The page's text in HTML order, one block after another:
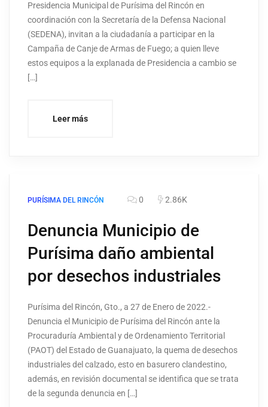
Presidencia Municipal de Purísima del Rincón en
coordinación con la Secretaría de la Defensa Nacional
(SEDENA), invitan a la ciudadanía a participar en la
Campaña de Canje de Armas de Fuego; a quien lleve
estos equipos a la explanada de Presidencia a cambio se
[…]
Leer más
PURÍSIMA DEL RINCÓN 0 2.86K
Denuncia Municipio de
Purísima daño ambiental
por desechos industriales
Purísima del Rincón, Gto., a 27 de Enero de 2022.-
Denuncia el Municipio de Purísima del Rincón ante la
Procuraduría Ambiental y de Ordenamiento Territorial
(PAOT) del Estado de Guanajuato, la quema de desechos
industriales del calzado, esto en basurero clandestino,
además, en revisión documental se identifica que se trata
de la segunda denuncia en […]